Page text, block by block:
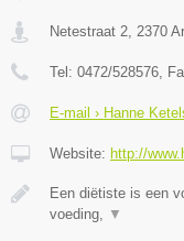
Netestraat 2 2370
Tel: 0472/528576 ,
E-mail › Hanne
Website: http://
Een diëtiste is een
voeding,
▼